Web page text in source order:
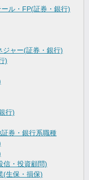
ル・FP(証券・銀行)
ジャー(証券・銀行)
)
行)
証券・銀行系職種
信・投資顧問)
(生保・損保)